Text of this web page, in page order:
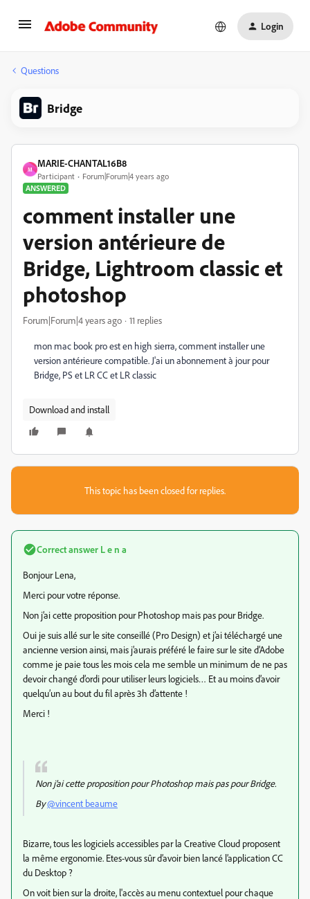
Login
Questions
Bridge
M
MARIE-CHANTAL16B8
Participant
Forum|Forum|4 years ago
ANSWERED
comment installer une
version antérieure de
Bridge, Lightroom classic et
photoshop
Forum|Forum|4 years ago 11 replies
mon mac book pro est en high sierra, comment installer une
version antérieure compatible. J'ai un abonnement à jour pour
Bridge, PS et LR CC et LR classic
Download and install
This topic has been closed for replies.
Correct answer L e n a
Bonjour Lena,
Merci pour votre réponse.
Non j’ai cette proposition pour Photoshop mais pas pour Bridge.
Oui je suis allé sur le site conseillé (Pro Design) et j’ai téléchargé une
ancienne version ainsi, mais j’aurais préféré le faire sur le site d’Adobe
comme je paie tous les mois cela me semble un minimum de ne pas
devoir changé d’ordi pour utiliser leurs logiciels… Et au moins d’avoir
quelqu’un au bout du fil après 3h d’attente !
Merci !
Non j’ai cette proposition pour Photoshop mais pas pour Bridge.
By@vincent beaume
Bizarre, tous les logiciels accessibles par la Creative Cloud proposent
la même ergonomie. Etes-vous sûr d’avoir bien lancé l’application CC
du Desktop ?
On voit bien sur la droite, l'accès au menu contextuel pour chaque